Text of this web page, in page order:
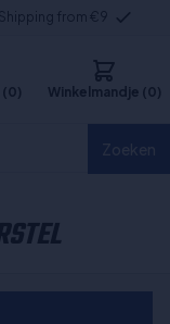
Shipping from €9
Winkelmandje (0)